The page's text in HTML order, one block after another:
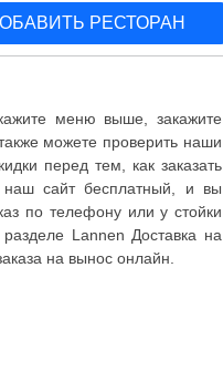
РЕСТОРАН
меню выше, закажите
можете проверить наши
перед тем, как заказать
сайт бесплатный, и вы
по телефону или у стойки
Lannen Доставка на
на вынос онлайн.